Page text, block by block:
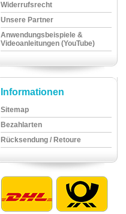
Widerrufsrecht
Unsere Partner
Anwendungsbeispiele &
Videoanleitungen (YouTube)
Informationen
Sitemap
Bezahlarten
Rücksendung / Retoure